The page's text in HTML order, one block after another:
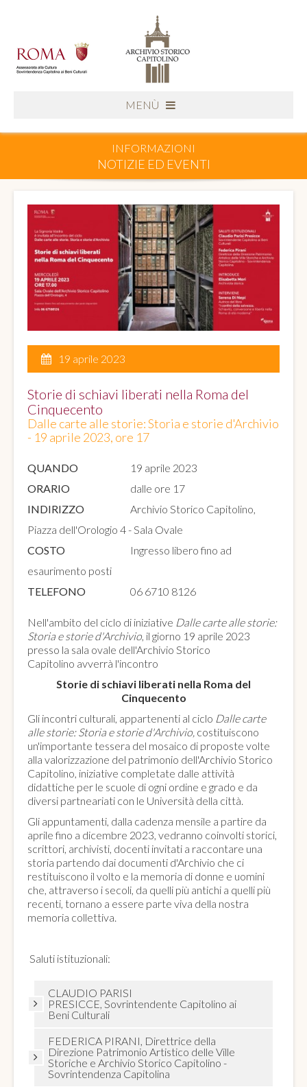
MENÙ
INFORMAZIONI
NOTIZIE ED EVENTI
19 aprile 2023
Storie di schiavi liberati nella Roma del
Cinquecento
Dalle carte alle storie: Storia e storie d'Archivio
- 19 aprile 2023, ore 17
QUANDO
19 aprile 2023
ORARIO
dalle ore 17
INDIRIZZO
Archivio Storico Capitolino,
Piazza dell'Orologio 4 - Sala Ovale
COSTO
Ingresso libero fino ad
esaurimento posti
TELEFONO
06 6710 8126
Nell'ambito del ciclo di iniziative Dalle carte alle storie:
Storia e storie d'Archivio , il giorno 19 aprile 2023
presso la sala ovale dell'Archivio Storico
Capitolino avverrà l'incontro
Storie di schiavi liberati nella Roma del
Cinquecento
Gli incontri culturali, appartenenti al ciclo Dalle carte
alle storie: Storia e storie d'Archivio, costituiscono
un'importante tessera del mosaico di proposte volte
alla valorizzazione del patrimonio dell'Archivio Storico
Capitolino, iniziative completate dalle attività
didattiche per le scuole di ogni ordine e grado e da
diversi partneariati con le Università della città.
Gli appuntamenti, dalla cadenza mensile a partire da
aprile fino a dicembre 2023, vedranno coinvolti storici,
scrittori, archivisti, docenti invitati a raccontare una
storia partendo dai documenti d'Archivio che ci
restituiscono il volto e la memoria di donne e uomini
che, attraverso i secoli, da quelli più antichi a quelli più
recenti, tornano a essere parte viva della nostra
memoria collettiva.
Saluti istituzionali:
CLAUDIO PARISI
PRESICCE, Sovrintendente Capitolino ai
Beni Culturali
FEDERICA PIRANI, Direttrice della
Direzione Patrimonio Artistico delle Ville
Storiche e Archivio Storico Capitolino -
Sovrintendenza Capitolina